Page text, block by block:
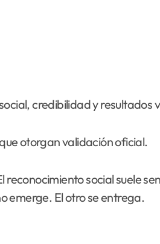
credibilidad y resultados
otorgan validación oficial.
social suele
emerge. El otro se entrega.